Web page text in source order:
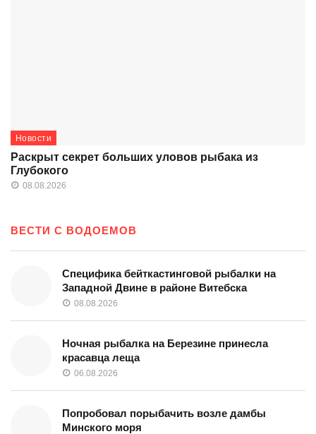
Новости
Раскрыт секрет больших уловов рыбака из
Глубокого
08.08.2026
ВЕСТИ С ВОДОЕМОВ
Специфика бейткастинговой рыбалки на
Западной Двине в районе Витебска
08.08.2026
Ночная рыбалка на Березине принесла
красавца леща
06.08.2026
Попробовал порыбачить возле дамбы
Минского моря